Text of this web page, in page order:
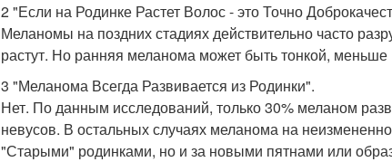
2 "Если на Родинке Растет Волос - это Точно
Меланомы на поздних стадиях действительно часто
растут. Но ранняя меланома может быть тонкой,
3 "Меланома Всегда Развивается из Родинки".
Нет. По данным исследований, только 30% меланом
невусов. В остальных случаях меланома на
"Старыми" родинками, но и за новыми пятнами или